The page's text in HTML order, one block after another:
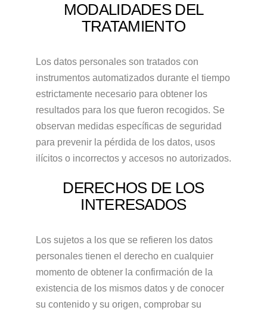
MODALIDADES DEL
TRATAMIENTO
Los datos personales son tratados con
instrumentos automatizados durante el tiempo
estrictamente necesario para obtener los
resultados para los que fueron recogidos. Se
observan medidas específicas de seguridad
para prevenir la pérdida de los datos, usos
ilícitos o incorrectos y accesos no autorizados.
DERECHOS DE LOS
INTERESADOS
Los sujetos a los que se refieren los datos
personales tienen el derecho en cualquier
momento de obtener la confirmación de la
existencia de los mismos datos y de conocer
su contenido y su origen, comprobar su